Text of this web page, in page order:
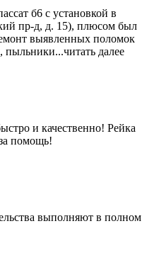
б6 с установкой в
пр-д, д. 15), плюсом был
выявленных поломок
пыльники...читать далее
и качественно! Рейка
помощь!
выполняют в полном